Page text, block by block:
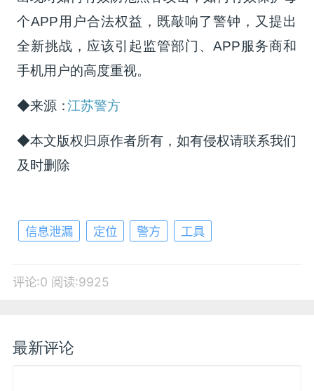
个APP用户合法权益，既敲响了警钟，又提出
全新挑战，应该引起监管部门、APP服务商和
手机用户的高度重视。
◆来源：江苏警方
◆本文版权归原作者所有，如有侵权请联系我们
及时删除
信息泄漏 定位 警方 工具
评论:0 阅读:9925
最新评论